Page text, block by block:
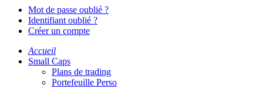
Mot de passe oublié ?
Identifiant oublié ?
Créer un compte
Accueil
Small Caps
Plans de trading
Portefeuille Perso